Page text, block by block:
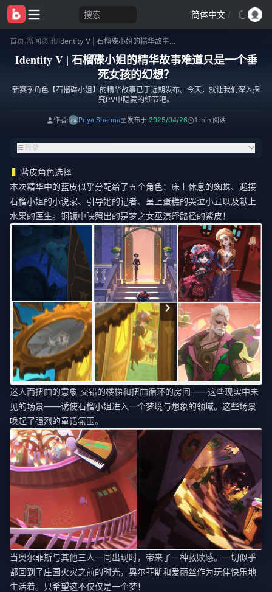
搜索 简体中文 /
首页/新闻资讯/ Identity V | 石榴碟小姐的精华故事难道只是一个垂死女孩的幻想？
Identity V | 石榴碟小姐的精华故事难道只是一个垂
死女孩的幻想？
新赛季角色【石榴碟小姐】的精华故事已于近期发布。今天，就让我们深入探
究PV中隐藏的细节吧。
作者: Priya Sharma 发布于:2025/04/26 1 min 阅读
目录
蓝皮角色选择
本次精华中的蓝皮似乎分配给了五个角色：床上休息的蜘蛛、迎接
石榴小姐的小说家、引导她的记者、呈上蛋糕的哭泣小丑以及献上
水果的医生。铜镜中映照出的是梦之女巫演绎路径的紫皮！
迷人而扭曲的意象 交错的楼梯和扭曲循环的房间——这些现实中未
见的场景——诱使石榴小姐进入一个梦境与想象的领域。这些场景
唤起了强烈的童话氛围。
当奥尔菲斯与其他三人一同出现时，带来了一种救赎感。一切似乎
都回到了庄园火灾之前的时光，奥尔菲斯和爱丽丝作为玩伴快乐地
生活着。只希望这不仅仅是一个梦！